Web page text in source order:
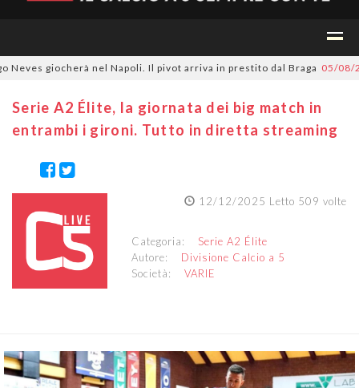
giocherà nel Napoli. Il pivot arriva in prestito dal Braga 05/08/2026
Serie A2 Élite, la giornata dei big match in
entrambi i gironi. Tutto in diretta streaming
12/12/2025 Letto 509 volte
Categoria: Serie A2 Élite
Autore: Divisione Calcio a 5
Società:VARIE